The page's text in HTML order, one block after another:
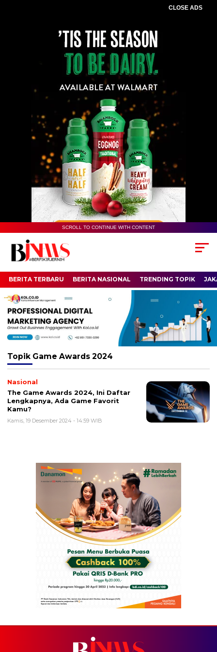
CLOSE ADS
SCROLL TO CONTINUE WITH CONTENT
BERITA TERBARU BERITA NASIONAL TRENDING TOPIK
Topik Game Awards 2024
Nasional
The Game Awards 2024, Ini Daftar
Lengkapnya, Ada Game Favorit
Kamu?
Kamis, 19 Desember 2024 - 14:59 WIB